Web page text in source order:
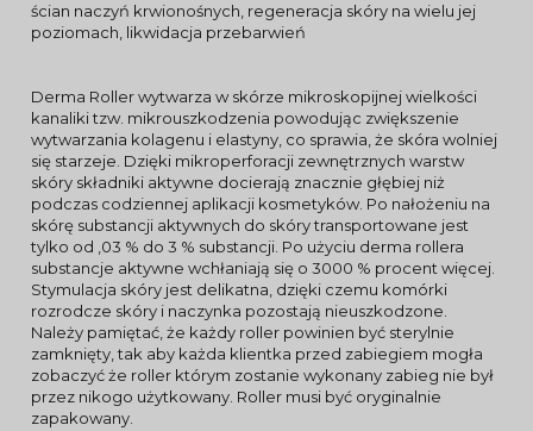
ścian naczyń krwionośnych, regeneracja skóry na wielu jej
poziomach, likwidacja przebarwień
Derma Roller wytwarza w skórze mikroskopijnej wielkości
kanaliki tzw. mikrouszkodzenia powodując zwiększenie
wytwarzania kolagenu i elastyny, co sprawia, że skóra wolniej
się starzeje. Dzięki mikroperforacji zewnętrznych warstw
skóry składniki aktywne docierają znacznie głębiej niż
podczas codziennej aplikacji kosmetyków. Po nałożeniu na
skórę substancji aktywnych do skóry transportowane jest
tylko od ,03 % do 3 % substancji. Po użyciu derma rollera
substancje aktywne wchłaniają się o 3000 % procent więcej.
Stymulacja skóry jest delikatna, dzięki czemu komórki
rozrodcze skóry i naczynka pozostają nieuszkodzone.
Należy pamiętać, że każdy roller powinien być sterylnie
zamknięty, tak aby każda klientka przed zabiegiem mogła
zobaczyć że roller którym zostanie wykonany zabieg nie był
przez nikogo użytkowany. Roller musi być oryginalnie
zapakowany.